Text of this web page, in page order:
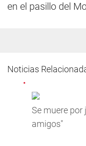
en el pasillo del
Noticias
Se muere por
amigos"